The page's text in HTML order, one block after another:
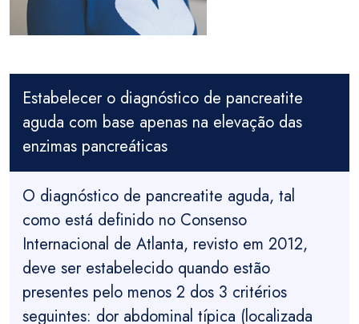
Estabelecer o diagnóstico de pancreatite
aguda com base apenas na elevação das
enzimas pancreáticas
O diagnóstico de pancreatite aguda, tal
como está definido no Consenso
Internacional de Atlanta, revisto em 2012,
deve ser estabelecido quando estão
presentes pelo menos 2 dos 3 critérios
seguintes: dor abdominal típica (localizada